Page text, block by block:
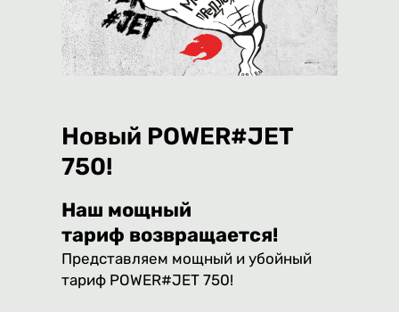
Новый POWER#JET
750!
Наш мощный
тариф возвращается!
Представляем мощный и убойный
тариф POWER#JET 750!